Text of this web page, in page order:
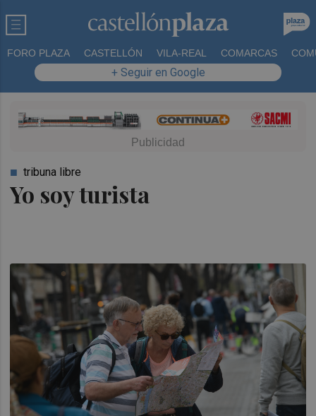
FORO PLAZA CASTELLÓN VILA-REAL COMARCAS
+ Seguir en Google
Yo soy turista
tribuna libre